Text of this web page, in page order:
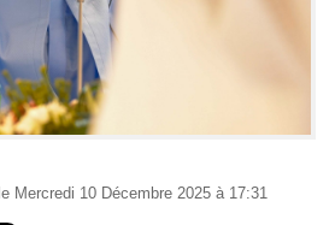
le Mercredi 10 Décembre 2025 à 17:31